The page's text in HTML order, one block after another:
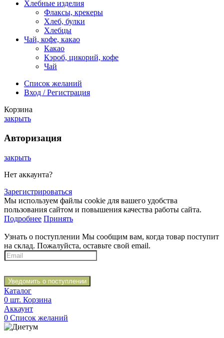
Хлебные изделия
Флаксы, крекеры
Хлеб, булки
Хлебцы
Чай, кофе, какао
Какао
Кэроб, цикорий, кофе
Чай
Список желаний
Вход / Регистрация
Корзина
закрыть
Авторизация
закрыть
Нет аккаунта?
Зарегистрироваться
Мы используем файлы cookie для вашего удобства
пользования сайтом и повышения качества работы сайта.
Подробнее Принять
Узнать о поступлении Мы сообщим вам, когда товар поступит
на склад. Пожалуйста, оставьте свой email.
Уведомить о поступлении
Каталог
0 шт. Корзина
Аккаунт
0 Список желаний